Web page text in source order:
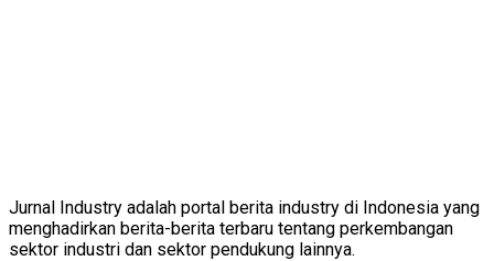
Jurnal Industry adalah portal berita industry di Indonesia yang
menghadirkan berita-berita terbaru tentang perkembangan
sektor industri dan sektor pendukung lainnya.